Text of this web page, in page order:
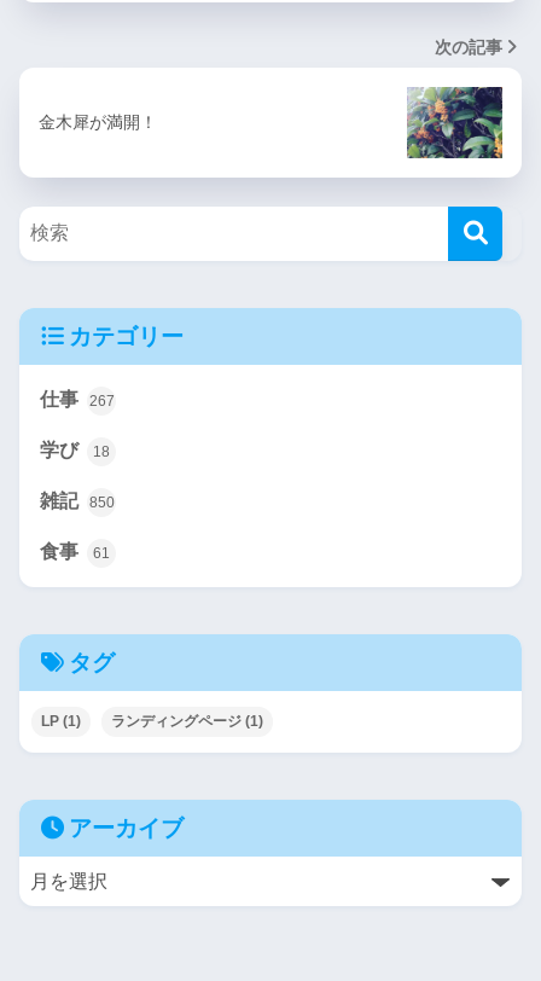
次の記事
金木犀が満開！
カテゴリー
仕事 267
学び 18
雑記 850
食事 61
タグ
LP (1) ランディングページ (1)
アーカイブ